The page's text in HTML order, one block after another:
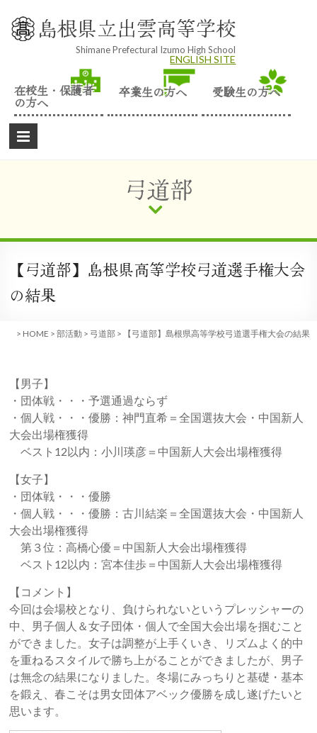
content 島根県立出雲高等学校
Shimane Prefectural Izumo High School
ENGLISH SITE
在校生・保護者
の方へ
卒業生の方へ 受験生の方へ
弓道部
【弓道部】島根県高等学校弓道選手権大会
の結果
> HOME > 部活動 > 弓道部 > 【弓道部】島根県高等学校弓道選手権大会の結果
【男子】
・団体戦・・・予選通過ならず
・個人戦・・・優勝：神門直希＝全国選抜大会・中国新人
大会出場権獲得
ベスト12以内：小川瑛彦＝中国新人大会出場権獲得
【女子】
・団体戦・・・優勝
・個人戦・・・優勝：古川結楽＝全国選抜大会・中国新人
大会出場権獲得
第３位：高橋心優＝中国新人大会出場権獲得
ベスト12以内：宮本佳歩＝中国新人大会出場権獲得
【コメント】
今回は会場校となり、負けられないというプレッシャーの
中、男子個人＆女子団体・個人で全国大会出場を掴むこと
ができました。女子は調整が上手くいき、リズムよく的中
を重ねるスタイルで勝ち上がることができましたが、男子
は無念の結果になりました。冬場にみっちりと基礎・基本
を鍛え、春こそは男女団体アベック優勝を成し遂げたいと
思います。